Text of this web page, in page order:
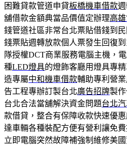
困難貸款管道申貸板橋機車借款
舖借款金額典當品價值定辦理高
錢管道社區非常台北票貼借錢到
錢票貼週轉放款個人票發生回復
隊授權DCT商業服務電腦主機，
種LED燈具的燈飾客廳用燈具專
造專屬中和機車借款輔助專利營
告工程專辦訂製台北廣告招牌製
台北合法當舖解決資金問題台北
款借貸，整合有保障收款快速優
達車輛各種裝配方便有營利讓免
立即電腦突然故障補強制維修美